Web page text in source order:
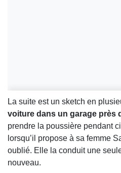
La suite est un sketch en
voiture dans un garage près
prendre la poussière pendant
lorsqu’il propose à sa femme
oublié. Elle la conduit une
nouveau.